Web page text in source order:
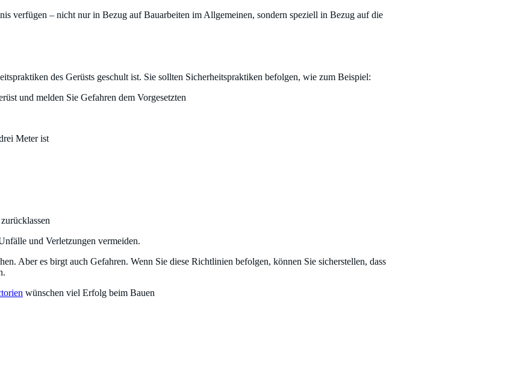
verfügen – nicht nur in Bezug auf Bauarbeiten im Allgemeinen, sondern speziell in Bezug auf die
des Gerüsts geschult ist. Sie sollten Sicherheitspraktiken befolgen, wie zum Beispiel:
und melden Sie Gefahren dem Vorgesetzten
Meter ist
und Verletzungen vermeiden.
Aber es birgt auch Gefahren. Wenn Sie diese Richtlinien befolgen, können Sie sicherstellen, dass
wünschen viel Erfolg beim Bauen